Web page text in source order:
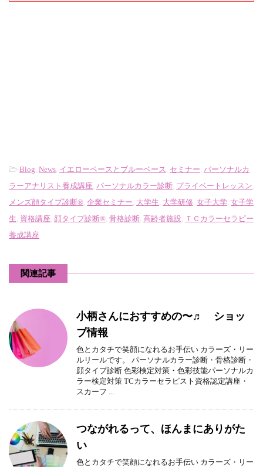
-Blog, News, イエローベースとブルーベース , セミナー, パーソナルカ
ラーアナリスト養成講座, パーソナルカラー診断, プライベートレッスン,
メンズ顔タイプ診断®, 企業セミナー, 大学生, 大学研修, 女子大学, 女子学
生, 資格講座, 顔タイプ診断®, 骨格診断, 高齢者施設, ＴＣカラーセラピー
養成講座
関連記事
小柄さんにおすすめの〜♬ ショッ
プ情報
色とカタチで笑顔になれるお手伝い カラーズ・リー
ルリールです。 パーソナルカラー診断・骨格診断・
顔タイプ診断 色彩検定対策・色彩技能パーソナルカ
ラー検定対策 TCカラーセラピスト資格認定講座・
スカーフ ...
つながれるって、ほんまにありがた
い
色とカタチで笑顔になれるお手伝い カラーズ・リー